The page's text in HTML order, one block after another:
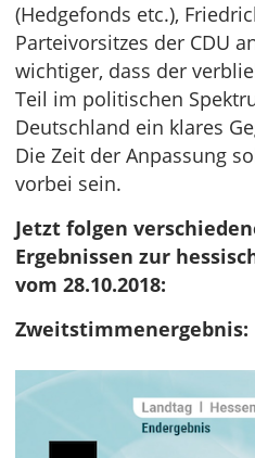
(Hedgefonds etc.),
Parteivorsitzes der CDU
wichtiger, dass der
Teil im politischen
Deutschland ein klares
Die Zeit der Anpassung
vorbei sein.
Jetzt folgen
Ergebnissen zur
vom 28.10.2018:
Zweitstimmenergebnis: